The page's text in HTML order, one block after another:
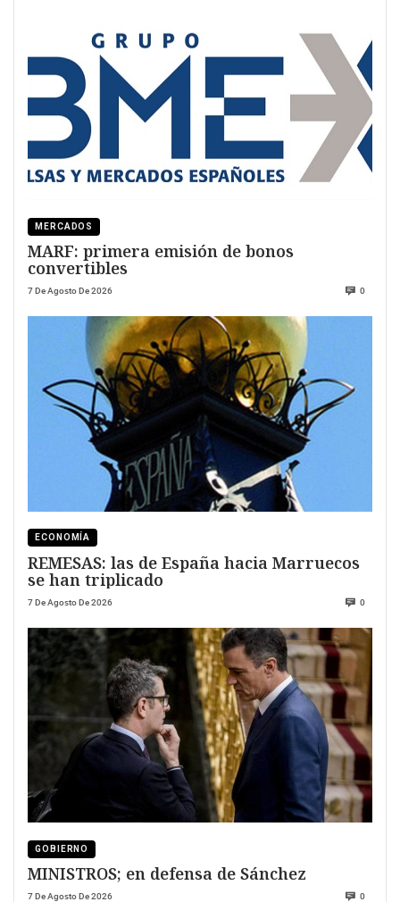
MERCADOS
MARF: primera emisión de bonos
convertibles
7 De Agosto De 2026 0
ECONOMÍA
REMESAS: las de España hacia Marruecos
se han triplicado
7 De Agosto De 2026 0
GOBIERNO
MINISTROS; en defensa de Sánchez
7 De Agosto De 2026 0